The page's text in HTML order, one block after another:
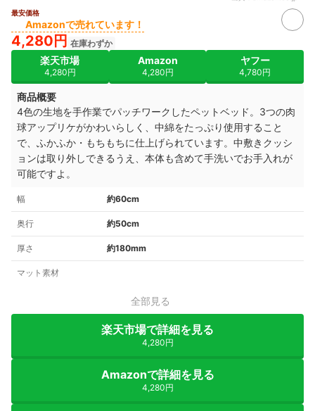
最安価格
Amazonで売れています！
4,280円 在庫わずか
楽天市場
4,280円
Amazon
4,280円
ヤフー
4,780円
商品概要
4色の生地を手作業でパッチワークしたペットベッド。3つの肉
球アップリケがかわいらしく、中綿をたっぷり使用すること
で、ふかふか・もちもちに仕上げられています。中敷きクッシ
ョンは取り外しできるうえ、本体も含めて手洗いでお手入れが
可能ですよ。
幅 約60cm
奥行 約50cm
厚さ 約180mm
マット素材
全部見る
楽天市場で詳細を見る
4,280円
Amazonで詳細を見る
4,280円